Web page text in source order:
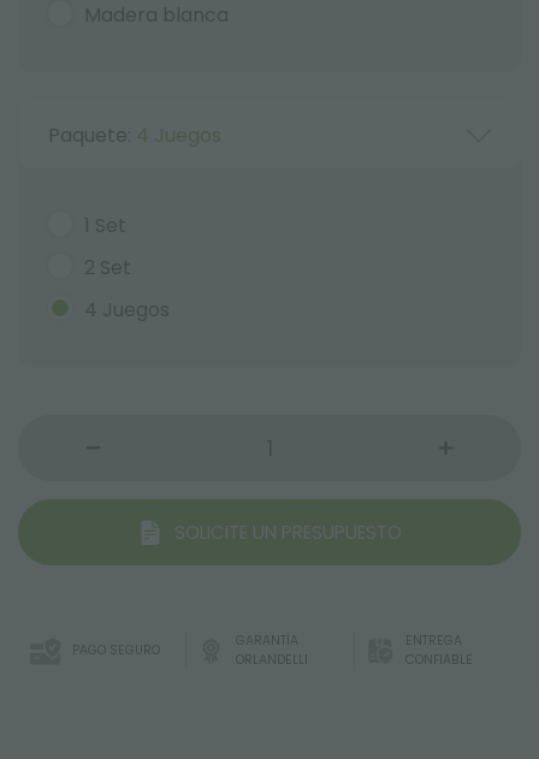
Madera blanca
Paquete: 4 Juegos
1 Set
2 Set
4 Juegos
SOLICITE UN PRESUPUESTO
PAGO SEGURO
GARANTÍA
ORLANDELLI
ENTREGA
CONFIABLE